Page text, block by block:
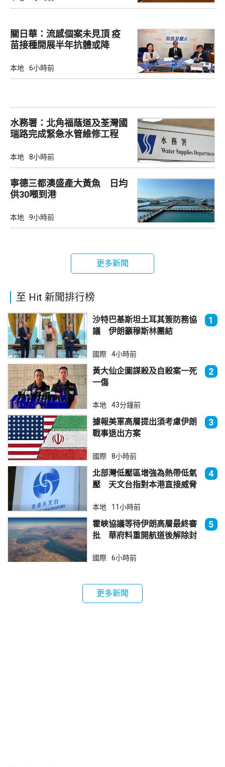
關日華：流感個案未見頂 疫
苗接種開展半年抗體或降
本地 6小時前
水務署：北角福蔭道及荃灣國
瑞路完成緊急水管維修工程
本地 8小時前
寧德三都澳盛產大黃魚 日均
供30噸到港
本地 9小時前
更多新聞
至 Hit 新聞排行榜
沙特巴基斯坦土耳其簽防務協
議 伊朗籲穆斯林團結
1
國際 4小時前
黃大仙企圖謀殺及自殺案一死
一傷
2
本地 43分鐘前
據報美軍高層提出須考慮伊朗
戰事退出方案
3
國際 8小時前
北部灣低壓區增強為熱帶低氣
壓 天文台指對本港直接威脅
4
本地 11小時前
霍峽協議等待伊朗高層最終審
批 華府料重開航道後解除封
5
國際 6小時前
更多新聞